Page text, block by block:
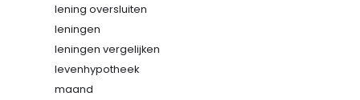
lening oversluiten
leningen
leningen vergelijken
levenhypotheek
maand